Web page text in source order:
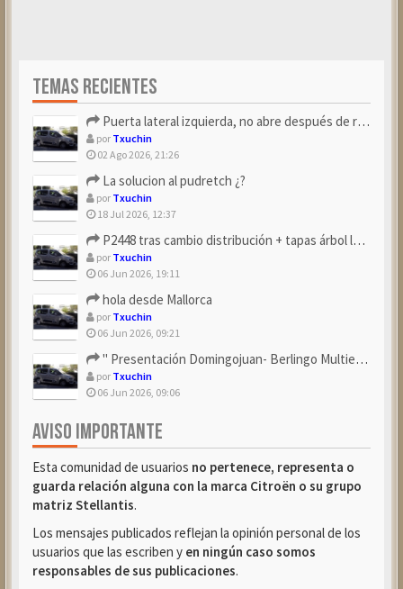
TEMAS RECIENTES
Puerta lateral izquierda, no abre después de repostar.
por Txuchin
02 Ago 2026, 21:26
La solucion al pudretch ¿?
por Txuchin
18 Jul 2026, 12:37
P2448 tras cambio distribución + tapas árbol levas
por Txuchin
06 Jun 2026, 19:11
hola desde Mallorca
por Txuchin
06 Jun 2026, 09:21
" Presentación Domingojuan- Berlingo Multiespace Blue ...
por Txuchin
06 Jun 2026, 09:06
AVISO IMPORTANTE
Esta comunidad de usuarios no pertenece, representa o
guarda relación alguna con la marca Citroën o su grupo
matriz Stellantis.
Los mensajes publicados reflejan la opinión personal de los
usuarios que las escriben y en ningún caso somos
responsables de sus publicaciones.